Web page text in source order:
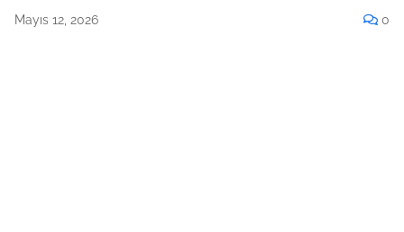
Mayıs 12, 2026 0